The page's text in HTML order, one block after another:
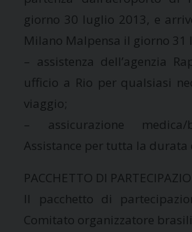
giorno 30 luglio 2013, e
Milano Malpensa il giorno 31
– assistenza dell’agenzia
ufficio a Rio per qualsiasi
viaggio;
– assicurazione medica/
Assistance per tutta la durata
PACCHETTO DI
Il pacchetto di
Comitato organizzatore